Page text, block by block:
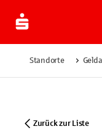
Standorte
Zurück zur Liste